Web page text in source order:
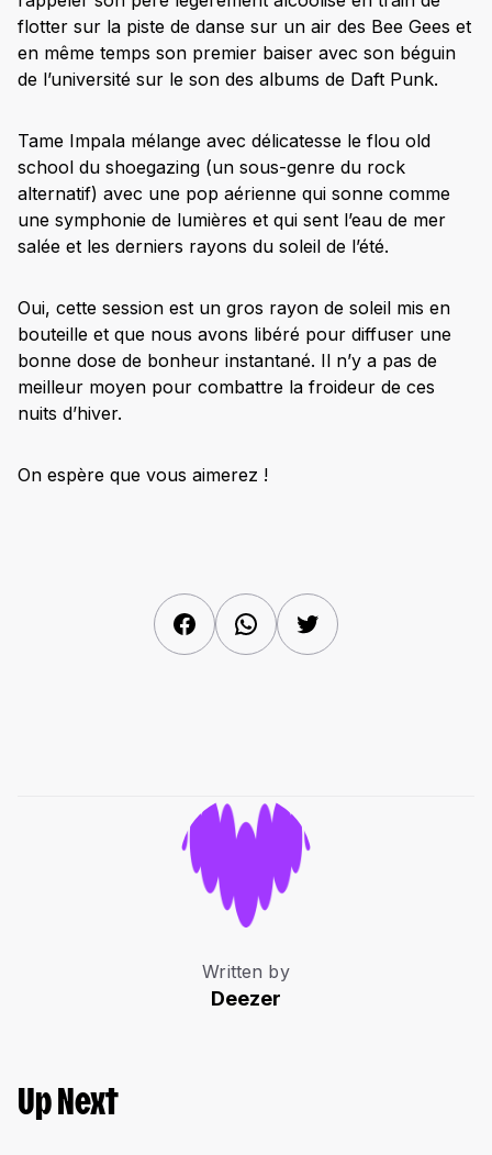
flotter sur la piste de danse sur un air des Bee Gees et
en même temps son premier baiser avec son béguin
de l’université sur le son des albums de Daft Punk.
Tame Impala mélange avec délicatesse le flou old
school du shoegazing (un sous-genre du rock
alternatif) avec une pop aérienne qui sonne comme
une symphonie de lumières et qui sent l’eau de mer
salée et les derniers rayons du soleil de l’été.
Oui, cette session est un gros rayon de soleil mis en
bouteille et que nous avons libéré pour diffuser une
bonne dose de bonheur instantané. Il n’y a pas de
meilleur moyen pour combattre la froideur de ces
nuits d’hiver.
On espère que vous aimerez !
FacebookWhatsAppTwitter
Written by
Deezer
Up Next